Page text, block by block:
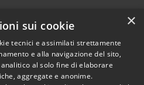
Copyright © 2026 • Comune di
Villa Carcina • Powered by
×
sui cookie
tecnici e assimilati strettamente
e alla navigazione del sito,
al solo fine di elaborare
aggregate e anonime.